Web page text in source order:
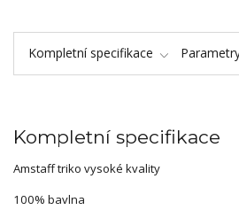
Kompletní specifikace
Kompletní specifikace
Amstaff triko vysoké kvality
100% bavlna